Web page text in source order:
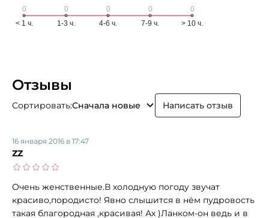
Отзывы
Сортировать:Сначала новые Написать отзыв
ZZ
16 января 2016 в 17:47
Очень женственные.В холодную погоду звучат
красиво,породисто! Явно слышится в нём пудровость
такая благородная ,красивая! Ах )Ланком-он ведь и в